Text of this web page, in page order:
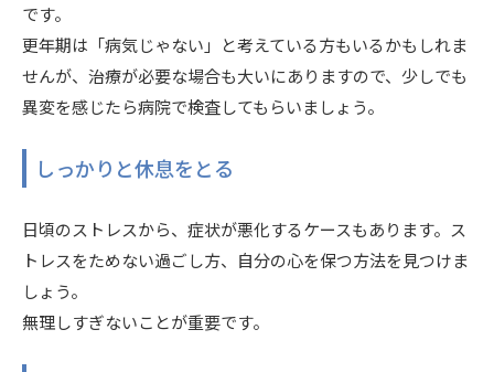
です。
更年期は「病気じゃない」と考えている方もいるかもしれま
せんが、治療が必要な場合も大いにありますので、少しでも
異変を感じたら病院で検査してもらいましょう。
しっかりと休息をとる
日頃のストレスから、症状が悪化するケースもあります。ス
トレスをためない過ごし方、自分の心を保つ方法を見つけま
しょう。
無理しすぎないことが重要です。